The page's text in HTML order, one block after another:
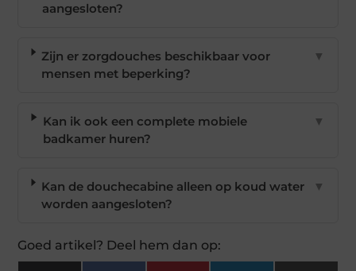
aangesloten?
Zijn er zorgdouches beschikbaar voor
mensen met beperking?
▼
Kan ik ook een complete mobiele
badkamer huren?
▼
Kan de douchecabine alleen op koud water
worden aangesloten?
▼
Goed artikel? Deel hem dan op: